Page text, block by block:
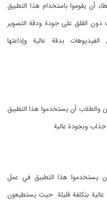
أن يقوموا باستخدام هذا التطبيق
دون القلق على جودة ودقة التصوير
بدقة عالية وإذاعتها
والطلاب أن يستخدموا هذا التطبيق
وبجودة عالية
يستخدموا هذا التطبيق في عمل
بتكلفة قليلة. حيث يستطيعون